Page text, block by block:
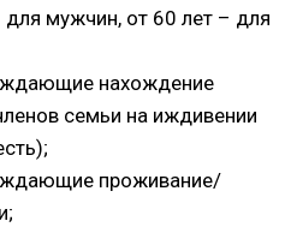
для мужчин, от 60 лет – для
нахождение
семьи на иждивении
проживание/